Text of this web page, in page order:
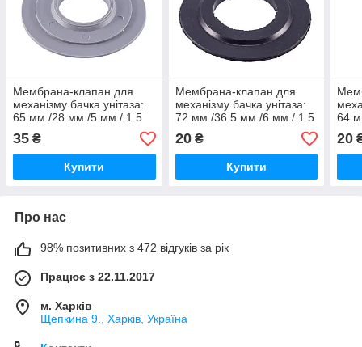
Мембрана-клапан для
механізму бачка унітаза:
65 мм /28 мм /5 мм / 1.5
мм. "Оригінал"
35 ₴
Купити
Мембрана-клапан для
механізму бачка унітаза:
72 мм /36.5 мм /6 мм / 1.5
мм.
20₴
Купити
64
20
Про нас
98% позитивних з 472 відгуків за рік
Працює з 22.11.2017
м. Харків
Щепкина 9., Харків, Україна